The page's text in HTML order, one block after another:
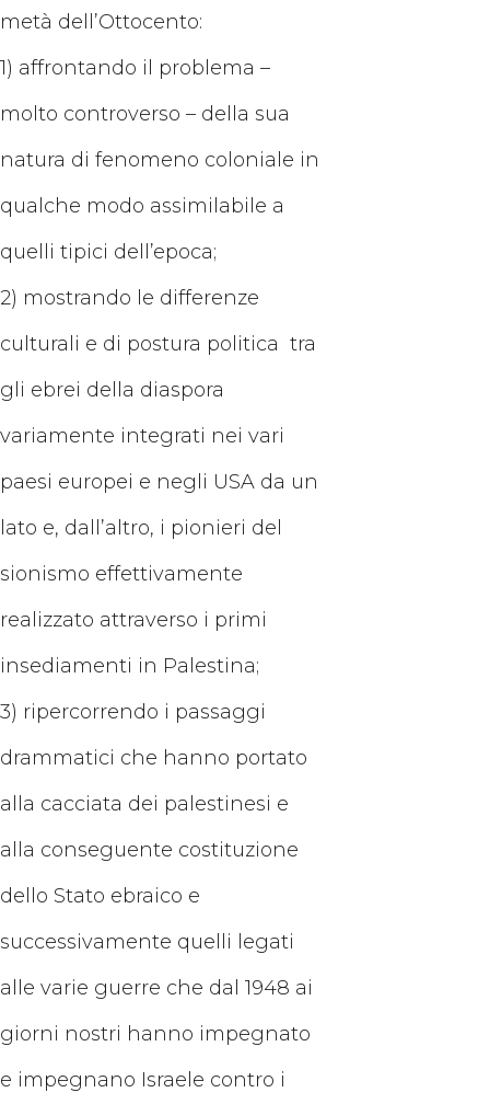
metà dell’Ottocento:
1) affrontando il problema –
molto controverso – della sua
natura di fenomeno coloniale in
qualche modo assimilabile a
quelli tipici dell’epoca;
2) mostrando le differenze
culturali e di postura politica tra
gli ebrei della diaspora
variamente integrati nei vari
paesi europei e negli USA da un
lato e, dall’altro, i pionieri del
sionismo effettivamente
realizzato attraverso i primi
insediamenti in Palestina;
3) ripercorrendo i passaggi
drammatici che hanno portato
alla cacciata dei palestinesi e
alla conseguente costituzione
dello Stato ebraico e
successivamente quelli legati
alle varie guerre che dal 1948 ai
giorni nostri hanno impegnato
e impegnano Israele contro i